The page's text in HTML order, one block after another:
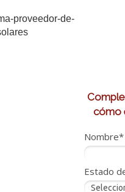
cómo
Nombre*
Estado